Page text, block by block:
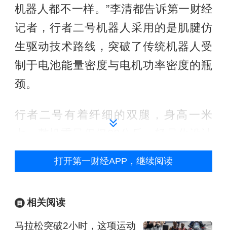
机器人都不一样。”李清都告诉第一财经
记者，行者二号机器人采用的是肌腱仿
生驱动技术路线，突破了传统机器人受
制于电池能量密度与电机功率密度的瓶
颈。
行者二号有着纤细的双腿，身高一米
优势十分明显。李清都介绍，肌腱仿生
（绳）驱动机器人对增加负载、降低自
机器人多靠单个电机驱动关节，负载能
力取决于关节峰值扭矩。卓益得机器人
打开第一财经APP，继续阅读
相关阅读
马拉松突破2小时，这项运动